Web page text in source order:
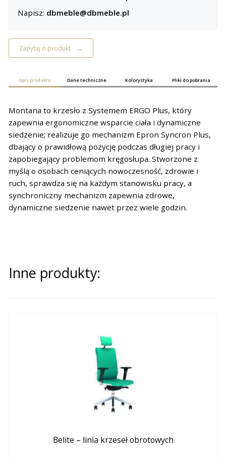
Napisz: dbmeble@dbmeble.pl
Zapytaj o produkt
Opis produktu Dane techniczne Kolorystyka Pliki do pobrania
Montana to krzesło z Systemem ERGO Plus, który
zapewnia ergonomiczne wsparcie ciała i dynamiczne
siedzenie; realizuje go mechanizm Epron Syncron Plus,
dbający o prawidłową pozycję podczas długiej pracy i
zapobiegający problemom kręgosłupa. Stworzone z
myślą o osobach ceniących nowoczesność, zdrowie i
ruch, sprawdza się na każdym stanowisku pracy, a
synchroniczny mechanizm zapewnia zdrowe,
dynamiczne siedzenie nawet przez wiele godzin.
Inne produkty:
Belite – linia krzeseł obrotowych